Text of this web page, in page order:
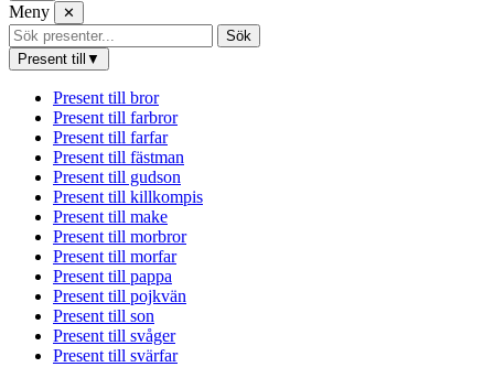
Meny
✕
Sök
Present till ▼
Present till bror
Present till farbror
Present till farfar
Present till fästman
Present till gudson
Present till killkompis
Present till make
Present till morbror
Present till morfar
Present till pappa
Present till pojkvän
Present till son
Present till svåger
Present till svärfar